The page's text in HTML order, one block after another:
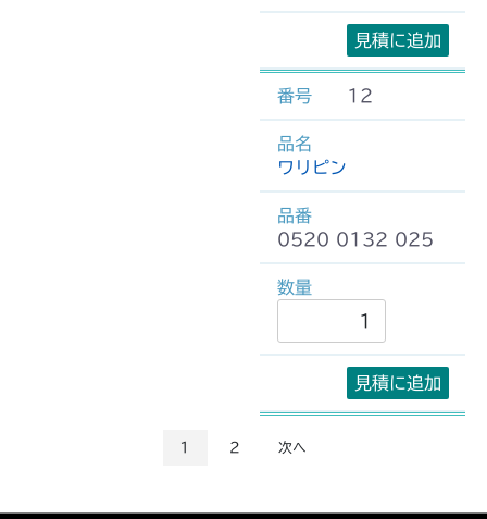
見積に追加
12
ワリピン
0520 0132 025
見積に追加
1 2 次へ